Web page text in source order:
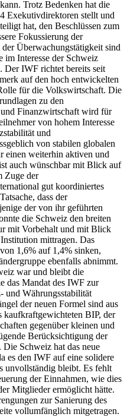
Trotz Bedenken hat die
Exekutivdirektoren stellt und
hat, den Beschlüssen zum
Fokussierung der
Überwachungstätigkeit sind
im Interesse der Schweiz
Der IWF richtet bereits seit
auf den hoch entwickelten
für die Volkswirtschaft. Die
zu den
Finanzwirtschaft wird für
von hohem Interesse
und
von stabilen globalen
einen weiterhin aktiven und
auch wünschbar mit Blick auf
Zuge der
gut koordiniertes
dass der
der von ihr geführten
die Schweiz den breiten
mit Vorbehalt und mit Blick
mittragen. Das
1,6% auf 1,4% sinken,
ebenfalls abnimmt.
war und bleibt die
das Mandat des IWF zur
und Währungsstabilität
der neuen Formel sind aus
kaufkraftgewichteten BIP, der
gegenüber kleinen und
Berücksichtigung der
Schweiz hat das neue
es den IWF auf eine solidere
unvollständig bleibt. Es fehlt
der Einnahmen, wie dies
Mitglieder ermöglicht hätte.
zur Sanierung des
vollumfänglich mitgetragen.